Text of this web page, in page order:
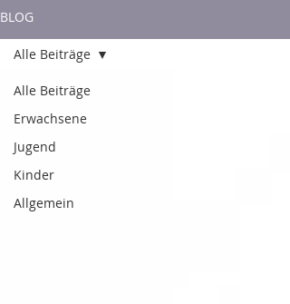
BLOG
Alle Beiträge
Erwachsene
Jugend
Kinder
Allgemein
Alle Beiträge